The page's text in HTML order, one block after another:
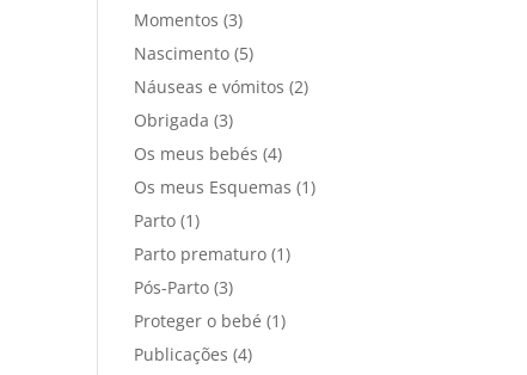
Momentos (3)
Nascimento (5)
Náuseas e vómitos (2)
Obrigada (3)
Os meus bebés (4)
Os meus Esquemas (1)
Parto (1)
Parto prematuro (1)
Pós-Parto (3)
Proteger o bebé (1)
Publicações (4)